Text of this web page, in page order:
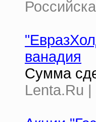
ванадия
Сумма
Lenta.Ru